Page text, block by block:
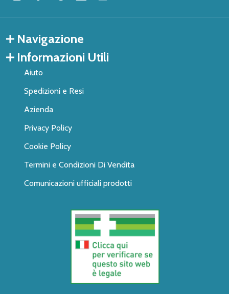
Navigazione
Informazioni Utili
Aiuto
Spedizioni e Resi
Azienda
Privacy Policy
Cookie Policy
Termini e Condizioni Di Vendita
Comunicazioni ufficiali prodotti